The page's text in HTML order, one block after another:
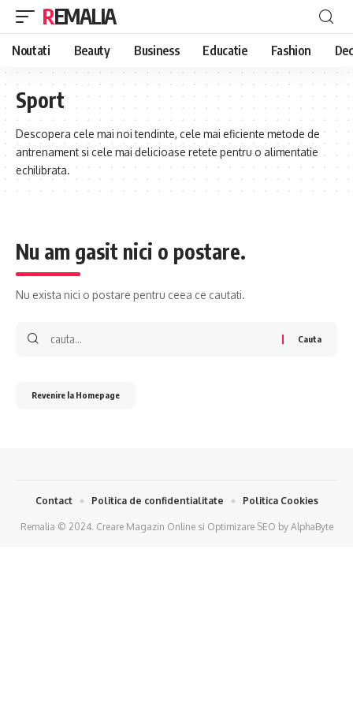
REMALIA
Noutati Beauty Business Educatie Fashion
Sport
Descopera cele mai noi tendinte, cele mai eficiente metode de
antrenament si cele mai delicioase retete pentru o alimentatie
echilibrata.
Nu am gasit nici o postare.
Nu exista nici o postare pentru ceea ce cautati.
Revenire la Homepage
Remalia © 2024. Creare Magazin Onlinesi Optimizare SEO by AlphaByte
Contact Politica de confidentialitate Politica Cookies